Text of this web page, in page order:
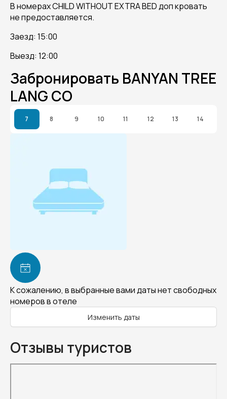
В номерах CHILD WITHOUT EXTRA BED доп кровать
не предоставляется.
Заезд: 15:00
Выезд: 12:00
Забронировать BANYAN TREE
LANG CO
7 8 9 10 11 12 13 14
К сожалению, в выбранные вами даты нет свободных
номеров в отеле
Изменить даты
Отзывы туристов